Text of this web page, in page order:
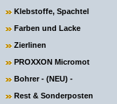
Klebstoffe, Spachtel
Farben und Lacke
Zierlinen
PROXXON Micromot
Bohrer - (NEU) -
Rest & Sonderposten